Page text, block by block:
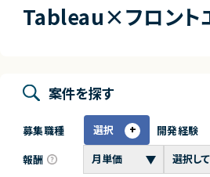
Tableau×フロント
案件を探す
募集職種 選択 開発経験
報酬